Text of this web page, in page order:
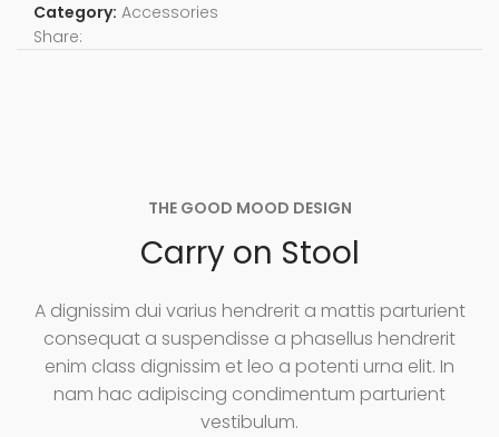
Category: Accessories
Share:
THE GOOD MOOD DESIGN
Carry on Stool
A dignissim dui varius hendrerit a mattis parturient
consequat a suspendisse a phasellus hendrerit
enim class dignissim et leo a potenti urna elit. In
nam hac adipiscing condimentum parturient
vestibulum.